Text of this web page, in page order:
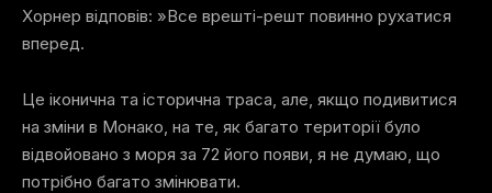
Хорнер відповів: »Все врешті-решт повинно рухатися
вперед.
Це іконична та історична траса, але, якщо подивитися
на зміни в Монако, на те, як багато території було
відвойовано з моря за 72 його появи, я не думаю, що
потрібно багато змінювати.